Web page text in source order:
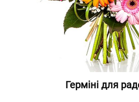
Герміні для